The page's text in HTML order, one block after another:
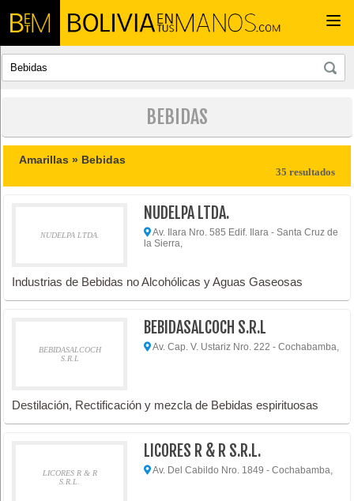
BEBIDAS
Amarillas » Bebidas
35 resultados
NUDELPA LTDA.
NUDELPA LTDA.
Av. Ilara Nro. 585 Edif. Ilara - Santa Cruz de
la Sierra,
Industrias de Bebidas no Alcohólicas y Aguas Gaseosas
BEBIDASALCOCH
S.R.L
BEBIDASALCOCH S.R.L
Av. Cap. V. Ustariz Nro. 222 - Cochabamba,
Destilación, Rectificación y mezcla de Bebidas espirituosas
LICORES R & R
S.R.L.
LICORES R & R S.R.L.
Av. Del Cabildo Nro. 1849 - Cochabamba,